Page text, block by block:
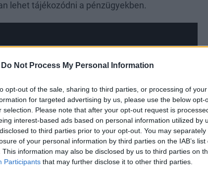
Do Not Process My Personal Information
opt-out of the sale, sharing to third parties, or processing of
for targeted advertising by us, please use the below opt-
selection. Please note that after your opt-out request is
interest-based ads based on personal information utilized by
to third parties prior to your opt-out. You may
of your personal information by third parties on the IAB’s list
This information may also be disclosed by us to third parties on
Participants that may further disclose it to other third parties.
lehet tájékozódni a pénzügyekben.